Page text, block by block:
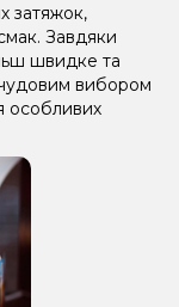
затяжок,
Завдяки
швидке та
вибором
особливих